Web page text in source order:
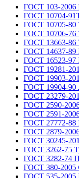
ГОСТ 103-2006
ГОСТ 10704-
ГОСТ 10705-80
ГОСТ 10706-76
ГОСТ 13663-86
ГОСТ 14637-89
ГОСТ 16523-97
ГОСТ 19281-
ГОСТ 19903-
ГОСТ 19904-90
ГОСТ 23279-
ГОСТ 2590-
ГОСТ 2591-
ГОСТ 27772-88
ГОСТ 2879-
ГОСТ 30245-
ГОСТ 3262-75
ГОСТ 3282-74
ГОСТ 380-2005
ГОСТ 535-2005